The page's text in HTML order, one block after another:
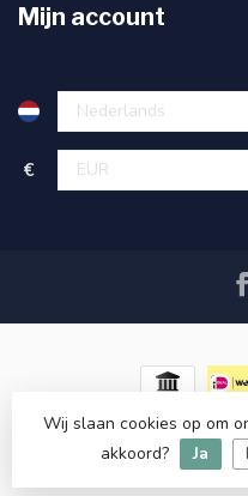
Mijn account
€
© Copyright 2026 RC
Lightspeed
Wij slaan cookies op om
akkoord?
Ja